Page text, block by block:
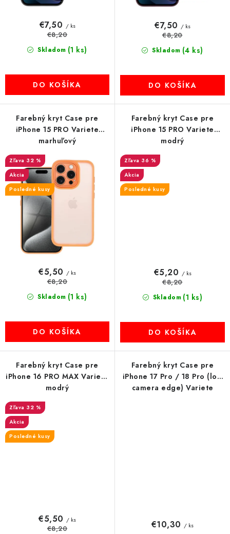
VÝPREDAJ
Doprava a platba
Obchodné podmienky
Podmienky ochrany osobných údajov
Reklamácia Kontakty
Skladom (1 ks)
€7,50 / ks
€8,20
DO KOŠÍKA
Skladom (4 ks)
€7,50 / ks
€8,20
DO KOŠÍKA
Farebný kryt Case pre
iPhone 15 PRO Variete
marhuľový
32 %
Akcia
Posledné kusy
Skladom (1 ks)
€5,50 / ks
€8,20
DO KOŠÍKA
Farebný kryt Case pre
iPhone 15 PRO Variete
modrý
36 %
Akcia
Posledné kusy
Skladom (1 ks)
€5,20 / ks
€8,20
DO KOŠÍKA
Farebný kryt Case pre
iPhone 16 PRO MAX Variete
modrý
32 %
Akcia
Posledné kusy
€5,50 / ks
€8,20
Farebný kryt Case pre
iPhone 17 Pro / 18 Pro (low
camera edge) Variete
€10,30 / ks